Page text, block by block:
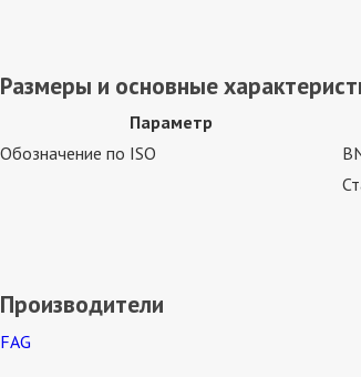
Размеры и основные
Параметр
Обозначение по ISO
Производители
FAG